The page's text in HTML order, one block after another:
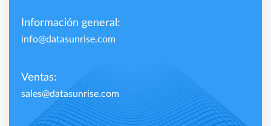
Información general:
info@datasunrise.com
Ventas:
sales@datasunrise.com